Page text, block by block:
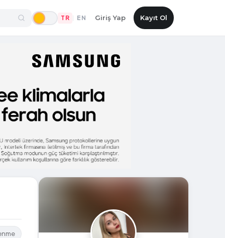
TR EN Giriş Yap Kayıt Ol